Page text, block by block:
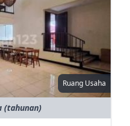
Ruang Usaha
(tahunan)